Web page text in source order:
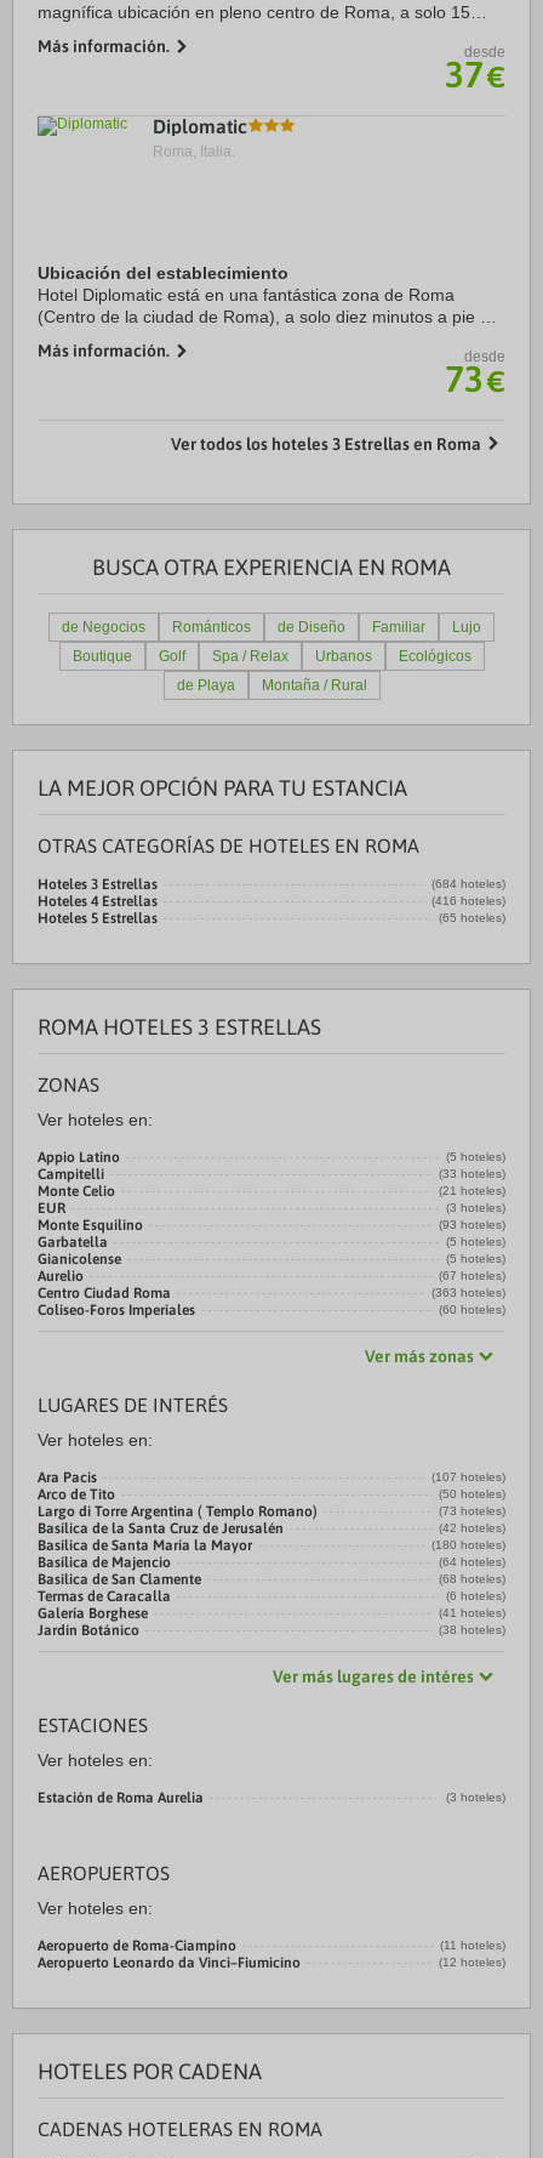
magnífica ubicación en pleno centro de Roma, a solo 15
Nazionale. Además, este hotel se ...
Más información. desde
37€
Diplomatic
Roma, Italia.
Ubicación del establecimiento
Hotel Diplomatic está en una fantástica zona de Roma
(Centro de la ciudad de Roma), a solo diez minutos a pie de
se encuentra a 1 km de Piazza ...
Más información. desde
73€
Ver todos los hoteles 3 Estrellas en Roma
BUSCA OTRA EXPERIENCIA EN ROMA
de Negocios Románticos de Diseño Familiar
Lujo
Boutique
Golf Spa / Relax Urbanos
Ecológicos
de Playa
Montaña / Rural
LA MEJOR OPCIÓN PARA TU ESTANCIA
OTRAS CATEGORÍAS DE HOTELES EN ROMA
Hoteles 3 Estrellas (684 hoteles)
Hoteles 4 Estrellas (416 hoteles)
Hoteles 5 Estrellas (65 hoteles)
ROMA HOTELES 3 ESTRELLAS
ZONAS
Ver hoteles en:
Appio Latino (5 hoteles)
Campitelli (33 hoteles)
Monte Celio (21 hoteles)
EUR (3 hoteles)
Monte Esquilino (93 hoteles)
Garbatella (5 hoteles)
Gianicolense (5 hoteles)
Aurelio (67 hoteles)
Centro Ciudad Roma (363 hoteles)
Coliseo-Foros Imperiales (60 hoteles)
Ver más zonas
LUGARES DE INTERÉS
Ver hoteles en:
Ara Pacis (107 hoteles)
Arco de Tito (50 hoteles)
Largo di Torre Argentina ( Templo Romano) (73 hoteles)
Basílica de la Santa Cruz de Jerusalén (42 hoteles)
Basílica de Santa María la Mayor (180 hoteles)
Basílica de Majencio (64 hoteles)
Basilica de San Clamente (68 hoteles)
Termas de Caracalla (6 hoteles)
Galería Borghese (41 hoteles)
Jardín Botánico (38 hoteles)
Ver más lugares de intéres
ESTACIONES
Ver hoteles en:
Estación de Roma Aurelia (3 hoteles)
AEROPUERTOS
Ver hoteles en:
Aeropuerto de Roma-Ciampino (11 hoteles)
Aeropuerto Leonardo da Vinci–Fiumicino (12 hoteles)
HOTELES POR CADENA
CADENAS HOTELERAS EN ROMA